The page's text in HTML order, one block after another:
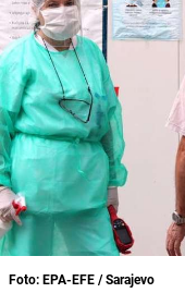
Foto: EPA-EFE / Sarajevo